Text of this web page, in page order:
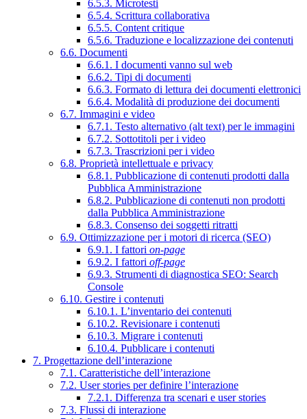
6.5.3. Microtesti
6.5.4. Scrittura collaborativa
6.5.5. Content critique
6.5.6. Traduzione e localizzazione dei contenuti
6.6. Documenti
6.6.1. I documenti vanno sul web
6.6.2. Tipi di documenti
6.6.3. Formato di lettura dei documenti elettronici
6.6.4. Modalità di produzione dei documenti
6.7. Immagini e video
6.7.1. Testo alternativo (alt text) per le immagini
6.7.2. Sottotitoli per i video
6.7.3. Trascrizioni per i video
6.8. Proprietà intellettuale e privacy
6.8.1. Pubblicazione di contenuti prodotti dalla
Pubblica Amministrazione
6.8.2. Pubblicazione di contenuti non prodotti
dalla Pubblica Amministrazione
6.8.3. Consenso dei soggetti ritratti
6.9. Ottimizzazione per i motori di ricerca (SEO)
6.9.1. I fattori on-page
6.9.2. I fattori off-page
6.9.3. Strumenti di diagnostica SEO: Search
Console
6.10. Gestire i contenuti
6.10.1. L’inventario dei contenuti
6.10.2. Revisionare i contenuti
6.10.3. Migrare i contenuti
6.10.4. Pubblicare i contenuti
7. Progettazione dell’interazione
7.1. Caratteristiche dell’interazione
7.2. User stories per definire l’interazione
7.2.1. Differenza tra scenari e user stories
7.3. Flussi di interazione